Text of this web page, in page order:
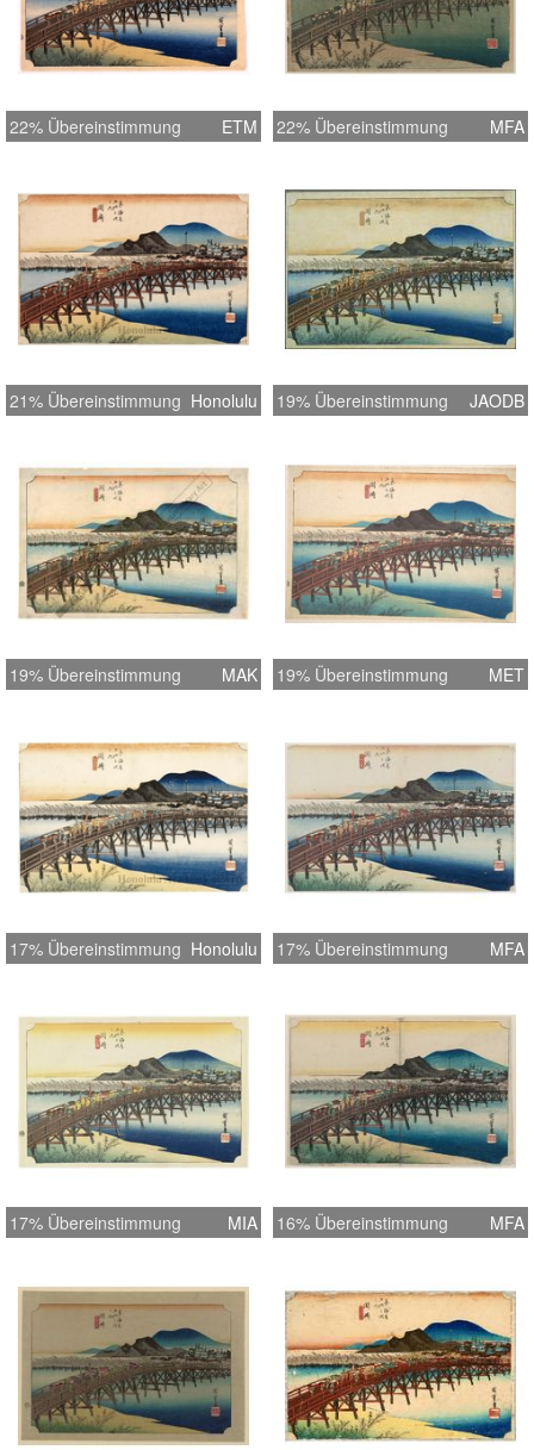
22% Übereinstimmung ETM 22% Übereinstimmung MFA
21% Übereinstimmung Honolulu 19% Übereinstimmung JAODB
19% Übereinstimmung MAK 19% Übereinstimmung MET
17% Übereinstimmung Honolulu 17% Übereinstimmung MFA
17% Übereinstimmung MIA 16% Übereinstimmung MFA